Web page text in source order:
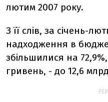
лютим 2007 року.
З її слів, за січень-
надходження в
збільшилися на
гривень, - до 12,6